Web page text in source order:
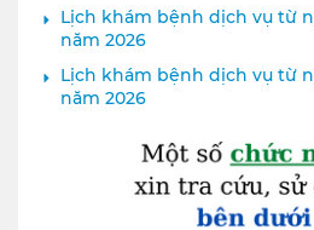
Lịch khám bệnh dịch vụ từ
năm 2026
Lịch khám bệnh dịch vụ từ
năm 2026